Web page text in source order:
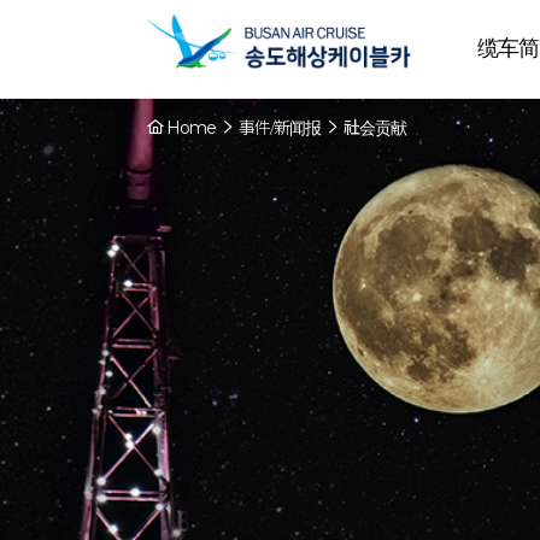
缆车
Home 事件/新闻报 社会贡献